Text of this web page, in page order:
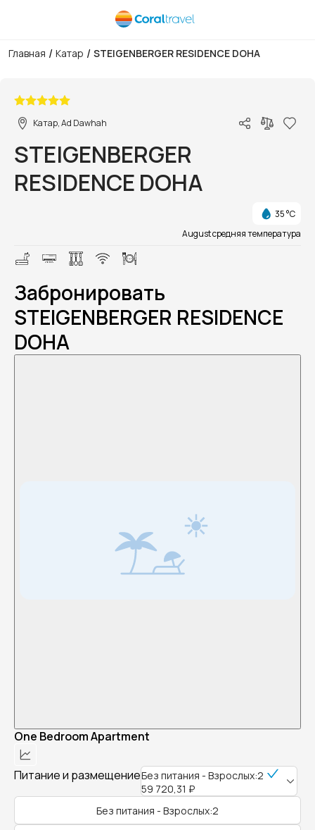
Главная / Катар / STEIGENBERGER RESIDENCE DOHA
Катар, Ad Dawhah
STEIGENBERGER
RESIDENCE DOHA
35 °C
August средняя температура
Забронировать
STEIGENBERGER RESIDENCE
DOHA
One Bedroom Apartment
Питание и размещениеБез питания - Взрослых:2
59 720,31 ₽
Без питания - Взрослых:2